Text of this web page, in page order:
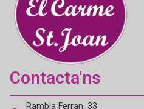
Contacta'ns
Rambla Ferran, 33